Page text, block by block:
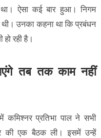
था। ऐसा कई बार हुआ। निगम
थी। उनका कहना था कि प्रबंधन
रही है।
तब तक काम नहीं
कमिश्नर प्रतिभा पाल ने सभी
की एक बैठक ली। इसमें उन्हें